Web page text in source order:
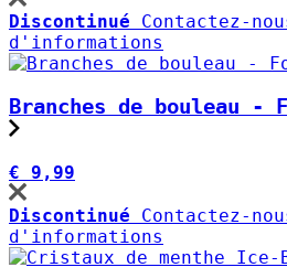
Discontinué
Contactez-
d'informations
Branches de bouleau -
€ 9,99
Discontinué
Contactez-
d'informations